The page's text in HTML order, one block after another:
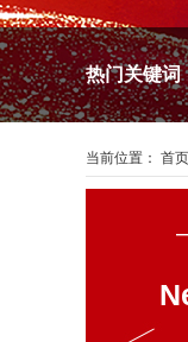
热门关键词
当前位置： 首页